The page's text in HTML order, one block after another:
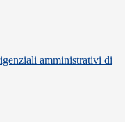
amministrativi di